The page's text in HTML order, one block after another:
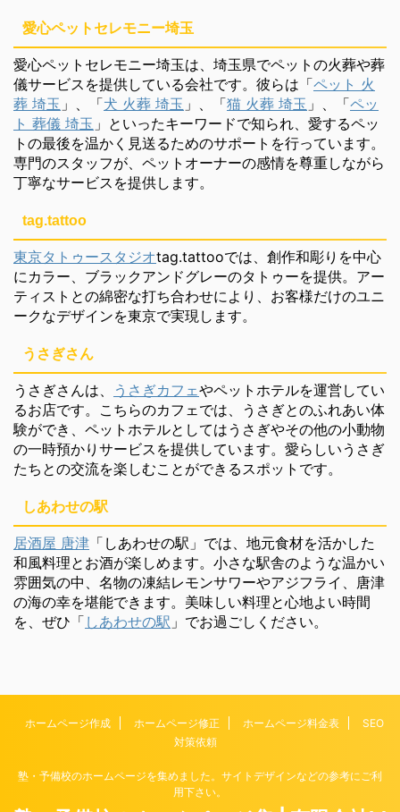
愛心ペットセレモニー埼玉
愛心ペットセレモニー埼玉は、埼玉県でペットの火葬や葬
儀サービスを提供している会社です。彼らは「ペット 火
葬 埼玉 」、「犬 火葬 埼玉 」、「猫 火葬 埼玉 」、「ペッ
ト 葬儀 埼玉 」といったキーワードで知られ、愛するペッ
トの最後を温かく見送るためのサポートを行っています。
専門のスタッフが、ペットオーナーの感情を尊重しながら
丁寧なサービスを提供します。
tag.tattoo
東京タトゥースタジオtag.tattooでは、創作和彫りを中心
にカラー、ブラックアンドグレーのタトゥーを提供。アー
ティストとの綿密な打ち合わせにより、お客様だけのユニ
ークなデザインを東京で実現します。
うさぎさん
うさぎさんは、 うさぎカフェやペットホテルを運営してい
るお店です。こちらのカフェでは、うさぎとのふれあい体
験ができ、ペットホテルとしてはうさぎやその他の小動物
の一時預かりサービスを提供しています。愛らしいうさぎ
たちとの交流を楽しむことができるスポットです。
しあわせの駅
居酒屋 唐津 「しあわせの駅」では、地元食材を活かした
和風料理とお酒が楽しめます。小さな駅舎のような温かい
雰囲気の中、名物の凍結レモンサワーやアジフライ、唐津
の海の幸を堪能できます。美味しい料理と心地よい時間
を、ぜひ「 しあわせの駅 」でお過ごしください。
ホームページ作成 ホームページ修正 ホームページ料金表
SEO
対策依頼
塾・予備校のホームページを集めました。サイトデザインなどの参考にご利
用下さい。